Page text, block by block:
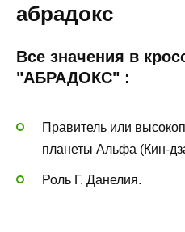
абрадокс
Все значения в
"АБРАДОКС" :
Правитель или
планеты Альфа (Кин-
Роль Г. Данелия.